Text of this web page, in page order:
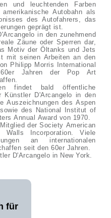
und leuchtenden Farben
Autobahn als
des Autofahrers, das
geprägt ist.
in den zunehmend
Zäune oder Sperren dar,
Motiv der Öltanks und Jets
mit seinen Arbeiten an den
Philipp Morris International
Jahren der Pop Art
findet bald öffentliche
Künstler D'Arcangelo in den
Auszeichnungen des Aspen
des National Institut of
Annual Award von 1970.
der Society American
Incorporation. Viele
an internationalen
seit den 60er Jahren.
D'Arcangelo in New York.
für